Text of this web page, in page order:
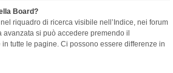
Board?
riquadro di ricerca visibile nell’Indice, nei forum
si può accedere premendo il
in tutte le pagine. Ci possono essere differenze in